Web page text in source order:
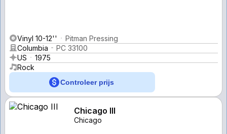
Vinyl 10-12''
Pitman Pressing
Columbia
PC 33100
US
1975
Rock
Controleer prijs
Chicago III
Chicago